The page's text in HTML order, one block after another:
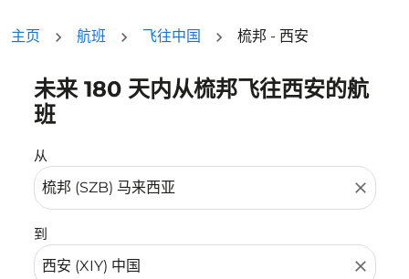
主页 航班 飞往中国 梳邦 - 西安
未来 180 天内从梳邦飞往西安的航
班
从
close
到
close
没有符合您的筛选条件的机票。请调整您的筛选条件。